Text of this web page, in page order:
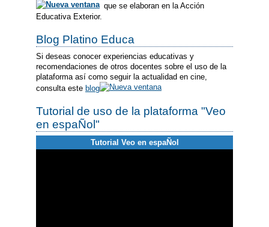
que se elaboran en la Acción
Educativa Exterior.
Blog Platino Educa
Si deseas conocer experiencias educativas y
recomendaciones de otros docentes sobre el uso de la
plataforma así como seguir la actualidad en cine,
consulta este blog
Tutorial de uso de la plataforma "Veo
en espaÑol"
Tutorial Veo en espaÑol